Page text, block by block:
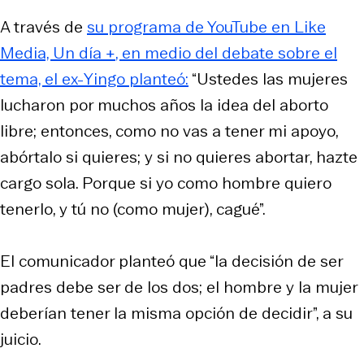
A través de su programa de YouTube en Like
Media, Un día +, en medio del debate sobre el
tema, el ex-Yingo planteó: “Ustedes las mujeres
lucharon por muchos años la idea del aborto
libre; entonces, como no vas a tener mi apoyo,
abórtalo si quieres; y si no quieres abortar, hazte
cargo sola. Porque si yo como hombre quiero
tenerlo, y tú no (como mujer), cagué”.
El comunicador planteó que “la decisión de ser
padres debe ser de los dos; el hombre y la mujer
deberían tener la misma opción de decidir”, a su
juicio.